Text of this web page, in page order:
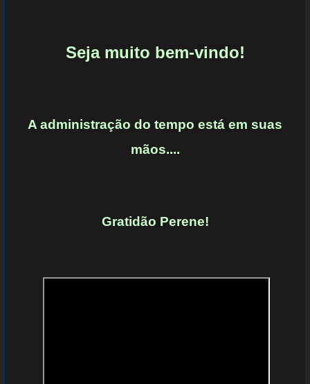
Seja muito bem-vindo!
A administração do tempo está em suas
mãos....
Gratidão Perene!